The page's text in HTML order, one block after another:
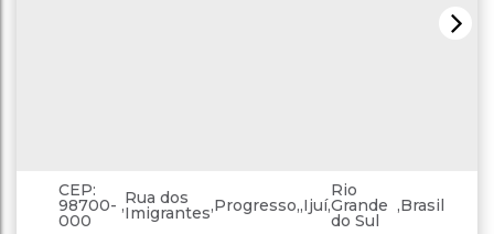
CEP:
98700-
000
,Rua dos
Imigrantes,Progresso ,Ijuí,
Rio
Grande
do Sul
,Brasil